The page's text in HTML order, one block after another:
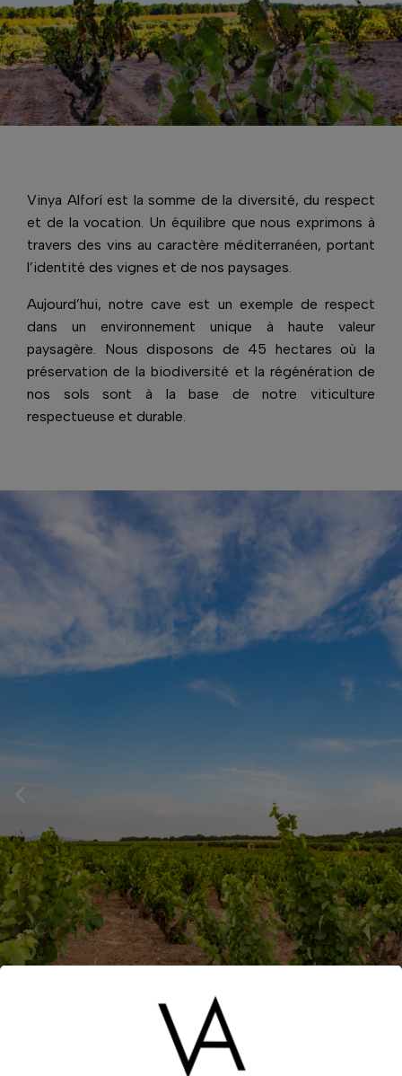
Vinya Alforí est la somme de la diversité, du respect
et de la vocation. Un équilibre que nous exprimons à
travers des vins au caractère méditerranéen, portant
l’identité des vignes et de nos paysages.
Aujourd’hui, notre cave est un exemple de respect
dans un environnement unique à haute valeur
paysagère. Nous disposons de 45 hectares où la
préservation de la biodiversité et la régénération de
nos sols sont à la base de notre viticulture
respectueuse et durable.